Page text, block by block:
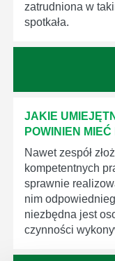
zatrudniona w
spotkała.
JAKIE
POWINIEN
Nawet zespół
kompetentnych
sprawnie
nim
niezbędna jest
czynności